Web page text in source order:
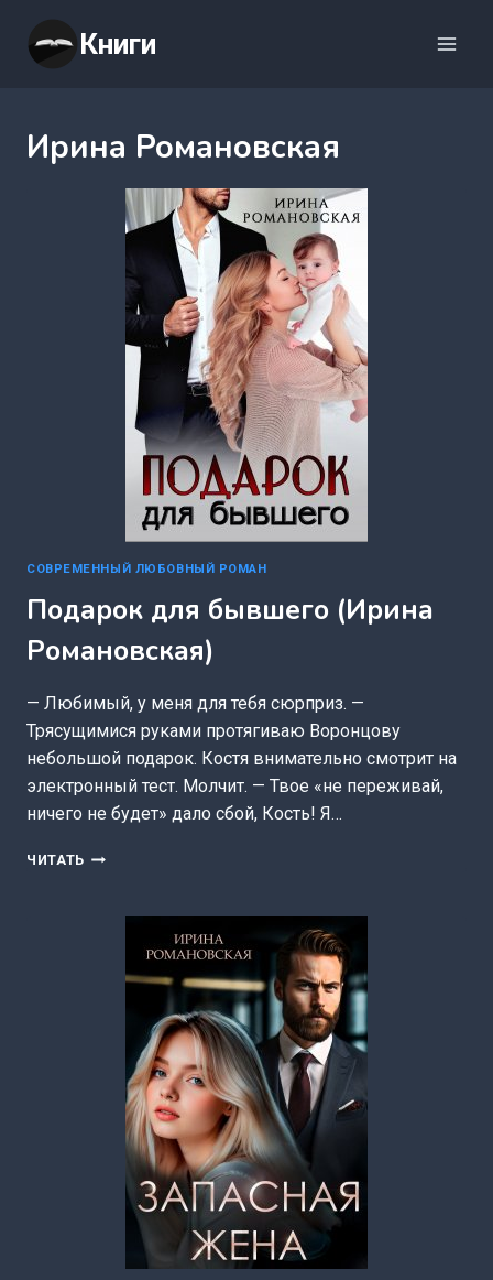
содержимому
Книги
Ирина Романовская
СОВРЕМЕННЫЙ ЛЮБОВНЫЙ РОМАН
Подарок для бывшего (Ирина
Романовская)
— Любимый, у меня для тебя сюрприз. —
Трясущимися руками протягиваю Воронцову
небольшой подарок. Костя внимательно смотрит на
электронный тест. Молчит. — Твое «не переживай,
ничего не будет» дало сбой, Кость! Я…
ЧИТАТЬ ПОДАРОК
(ИРИНА
РОМАНОВСКАЯ)